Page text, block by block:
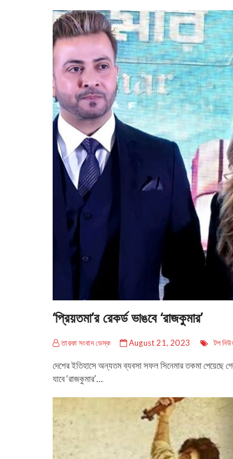
‘প্রিয়তমা’র রেকর্ড ভাঙবে ‘রাজকুমার’
তারকা সংবাদ ডেস্ক August 21, 2023 টপ
দেশের ইতিহাসে অন্যতম ব্যবসা সফল সিনেমার তকমা পেয়েছে
যাবে ‘রাজকুমার’…